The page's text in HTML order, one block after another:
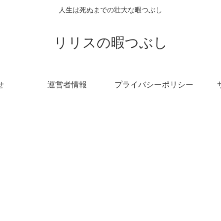
人生は死ぬまでの壮大な暇つぶし
リリスの暇つぶし
運営者情報 プライバシーポリシー